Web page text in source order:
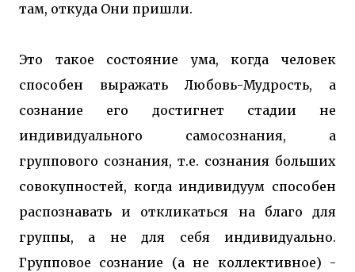
там, откуда Они пришли.
Это такое состояние ума, когда человек
способен выражать Любовь-Мудрость, а
сознание его достигнет стадии не
индивидуального самосознания, а
группового сознания, т.е. сознания больших
совокупностей, когда индивидуум способен
распознавать и откликаться на благо для
группы, а не для себя индивидуально.
Групповое сознание (а не коллективное) -